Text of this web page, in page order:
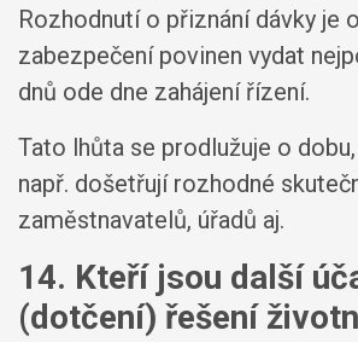
Rozhodnutí o přiznání dávky je
zabezpečení povinen vydat
dnů ode dne zahájení řízení.
Tato lhůta se prodlužuje o
např. došetřují rozhodné
zaměstnavatelů, úřadů aj.
14. Kteří jsou další
(dotčení) řešení